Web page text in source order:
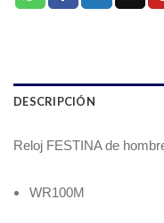
DESCRIPCIÓN
Reloj FESTINA de
WR100M